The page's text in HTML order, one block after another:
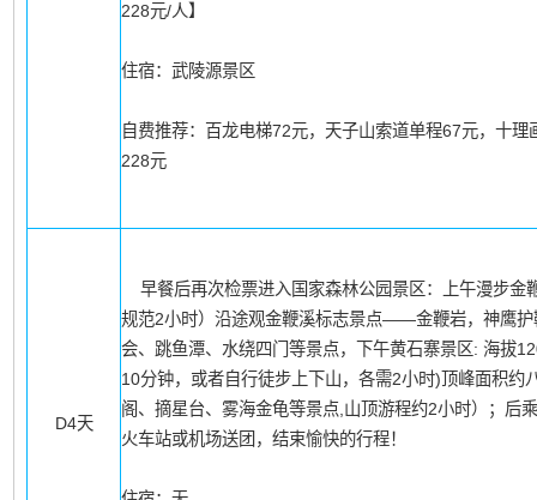
228元/人】
住宿：武陵源景区
自费推荐：百龙电梯72元，天子山索道单程67元，十
228元
D4天
早餐后再次检票进入国家森林公园景区：上午漫步金
规范2小时）沿途观金鞭溪标志景点——金鞭岩，神鹰
会、跳鱼潭、水绕四门等景点，下午黄石寨景区: 海拔
10分钟，或者自行徒步上下山，各需2小时)顶峰面积约
阁、摘星台、雾海金龟等景点,山顶游程约2小时）；后
火车站或机场送团，结束愉快的行程！